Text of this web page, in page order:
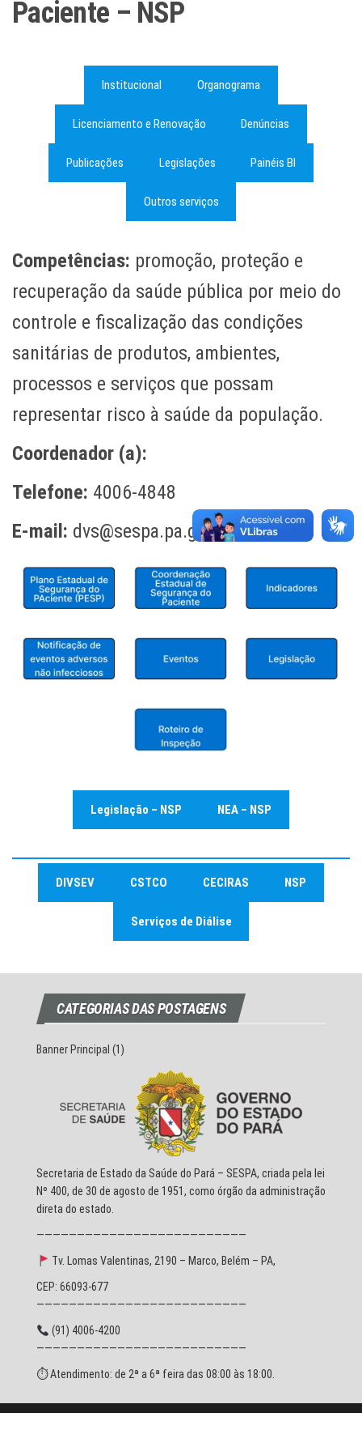
Paciente – NSP
Institucional Organograma
Licenciamento e Renovação Denúncias
Publicações Legislações Painéis BI
Outros serviços
Competências: promoção, proteção e
recuperação da saúde pública por meio do
controle e fiscalização das condições
sanitárias de produtos, ambientes,
processos e serviços que possam
representar risco à saúde da população.
Coordenador (a):
Telefone: 4006-4848
E-mail: dvs@sespa.pa.gov.br
Legislação – NSP NEA – NSP
DIVSEV CSTCO CECIRAS NSP
Serviços de Diálise
CATEGORIAS DAS POSTAGENS
Banner Principal (1)
Secretaria de Estado da Saúde do Pará – SESPA, criada pela lei
Nº 400, de 30 de agosto de 1951, como órgão da administração
direta do estado.
——————————————————————————
Tv. Lomas Valentinas, 2190 – Marco, Belém – PA,
CEP: 66093-677
——————————————————————————
(91) 4006-4200
——————————————————————————
⏱ Atendimento: de 2ª a 6ª feira das 08:00 às 18:00.